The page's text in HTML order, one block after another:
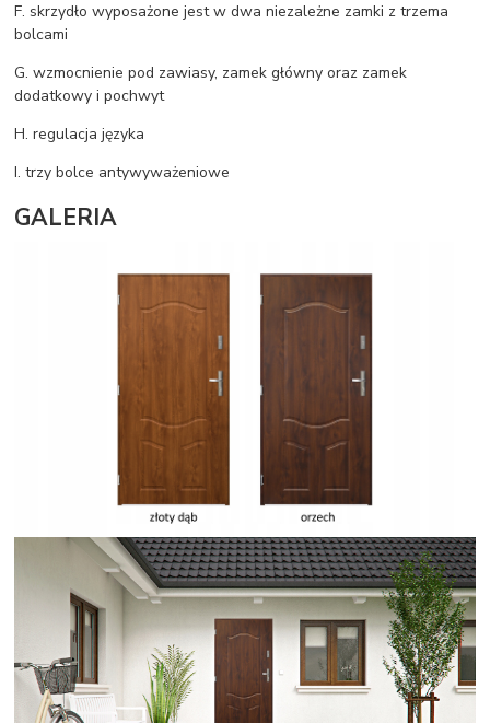
F. skrzydło wyposażone jest w dwa niezależne zamki z trzema
bolcami
G. wzmocnienie pod zawiasy, zamek główny oraz zamek
dodatkowy i pochwyt
H. regulacja języka
I. trzy bolce antywyważeniowe
GALERIA